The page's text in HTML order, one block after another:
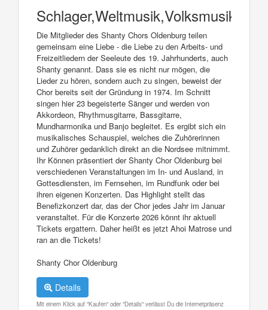
Schlager,Weltmusik,Volksmusik,Folk
Die Mitglieder des Shanty Chors Oldenburg teilen
gemeinsam eine Liebe - die Liebe zu den Arbeits- und
Freizeitliedern der Seeleute des 19. Jahrhunderts, auch
Shanty genannt. Dass sie es nicht nur mögen, die
Lieder zu hören, sondern auch zu singen, beweist der
Chor bereits seit der Gründung in 1974. Im Schnitt
singen hier 23 begeisterte Sänger und werden von
Akkordeon, Rhythmusgitarre, Bassgitarre,
Mundharmonika und Banjo begleitet. Es ergibt sich ein
musikalisches Schauspiel, welches die Zuhörerinnen
und Zuhörer gedanklich direkt an die Nordsee mitnimmt.
Ihr Können präsentiert der Shanty Chor Oldenburg bei
verschiedenen Veranstaltungen im In- und Ausland, in
Gottesdiensten, im Fernsehen, im Rundfunk oder bei
ihren eigenen Konzerten. Das Highlight stellt das
Benefizkonzert dar, das der Chor jedes Jahr im Januar
veranstaltet. Für die Konzerte 2026 könnt ihr aktuell
Tickets ergattern. Daher heißt es jetzt Ahoi Matrose und
ran an die Tickets!
Shanty Chor Oldenburg
Details
Mit einem Klick auf "Kaufen" oder "Details" verlässt Du die Internetpräsenz